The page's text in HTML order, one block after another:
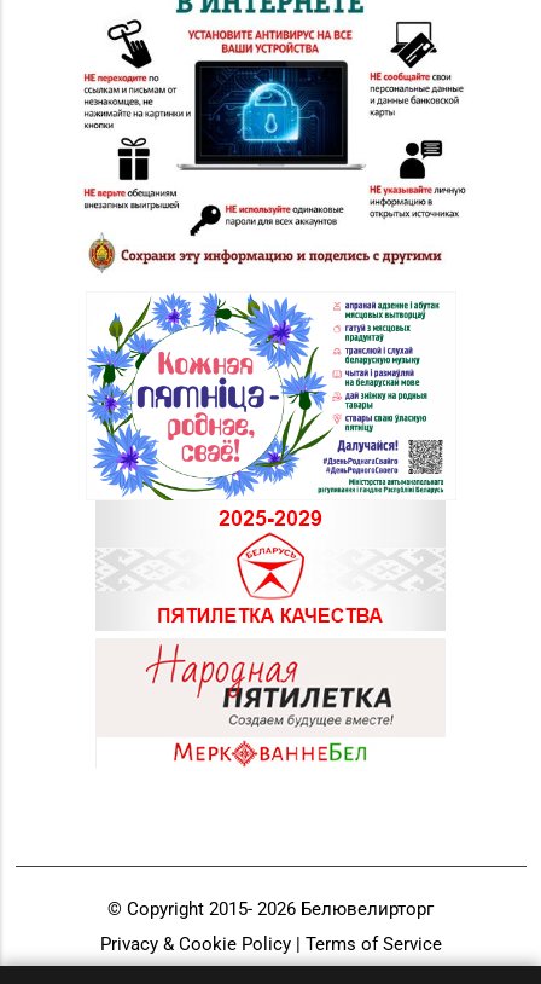
© Copyright 2015- 2026 Белювелирторг
Privacy & Cookie Policy | Terms of Service